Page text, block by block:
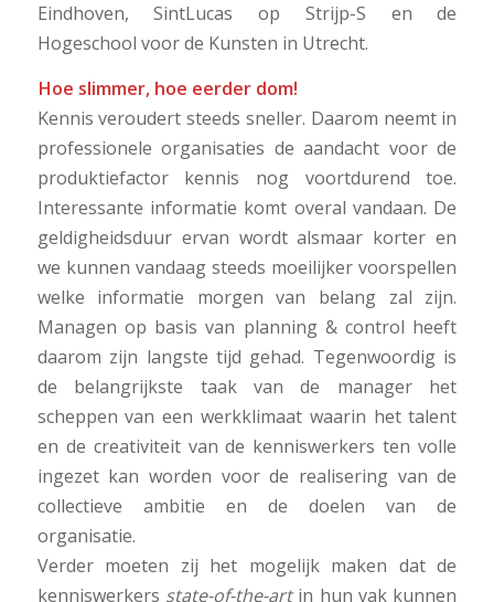
Eindhoven, SintLucas op Strijp-S en de
Hogeschool voor de Kunsten in Utrecht.
Hoe slimmer, hoe eerder dom!
Kennis veroudert steeds sneller. Daarom neemt in
professionele organisaties de aandacht voor de
produktiefactor kennis nog voortdurend toe.
Interessante informatie komt overal vandaan. De
geldigheidsduur ervan wordt alsmaar korter en
we kunnen vandaag steeds moeilijker voorspellen
welke informatie morgen van belang zal zijn.
Managen op basis van planning & control heeft
daarom zijn langste tijd gehad. Tegenwoordig is
de belangrijkste taak van de manager het
scheppen van een werkklimaat waarin het talent
en de creativiteit van de kenniswerkers ten volle
ingezet kan worden voor de realisering van de
collectieve ambitie en de doelen van de
organisatie.
Verder moeten zij het mogelijk maken dat de
kenniswerkers state-of-the-artin hun vak kunnen